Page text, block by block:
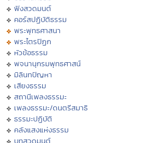
ฟังสวดมนต์
คอร์สปฏิบัติธรรม
พระพุทธศาสนา
พระไตรปิฏก
หัวข้อธรรม
พจนานุกรมพุทธศาสน์
มิลินทปัญหา
เสียงธรรม
สถานีเพลงธรรมะ
เพลงธรรมะ/ดนตรีสมาธิ
ธรรมะปฏิบัติ
คลังแสงแห่งธรรม
บทสวดมนต์